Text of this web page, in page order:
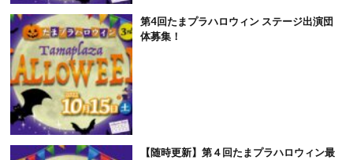
第4回たまプラハロウィン ステージ出演団
体募集！
【随時更新】第４回たまプラハロウィン最